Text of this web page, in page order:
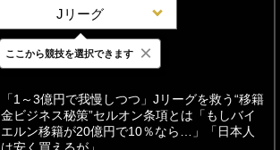
Jリーグ
最新 24時間 週間
「1～3億円で我慢しつつ」Jリーグを救う“移籍
金ビジネス秘策”セルオン条項とは「もしバイ
エルン移籍が20億円で10％なら…」「日本人
ここから競技を選択できます ×